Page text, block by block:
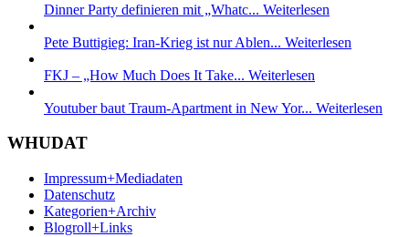
Dinner Party definieren mit „Whatc... Weiterlesen
Pete Buttigieg: Iran-Krieg ist nur Ablen... Weiterlesen
FKJ – „How Much Does It Take... Weiterlesen
Youtuber baut Traum-Apartment in New Yor... Weiterlesen
WHUDAT
Impressum+Mediadaten
Datenschutz
Kategorien+Archiv
Blogroll+Links